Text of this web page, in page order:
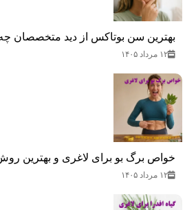
بهترین سن بوتاکس از دید متخصصان
۱۲ مرداد ۱۴۰۵
خواص برگ بو برای لاغری و بهترین
۱۲ مرداد ۱۴۰۵